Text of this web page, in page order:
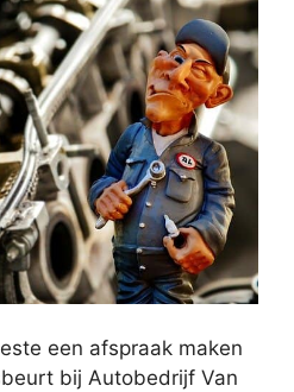
een afspraak maken
bij Autobedrijf Van